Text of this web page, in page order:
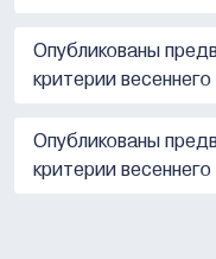
Опубликованы
критерии
Опубликованы
критерии